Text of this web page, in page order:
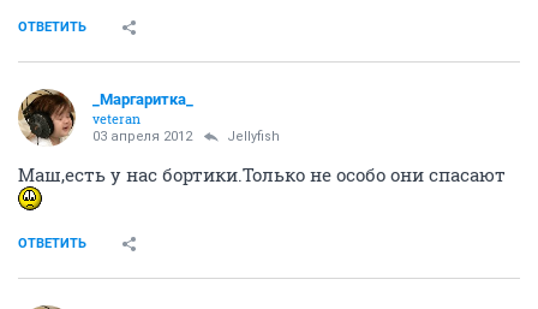
ОТВЕТИТЬ
_Маргаритка_
veteran
03 апреля 2012 Jellyfish
Маш,есть у нас бортики.Только не особо они спасают
ОТВЕТИТЬ